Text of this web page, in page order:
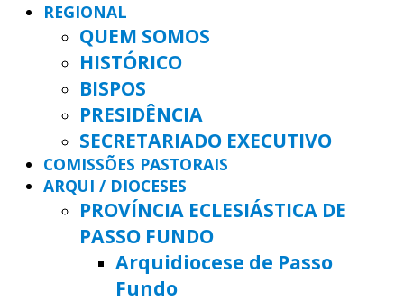
REGIONAL
QUEM SOMOS
HISTÓRICO
BISPOS
PRESIDÊNCIA
SECRETARIADO EXECUTIVO
COMISSÕES PASTORAIS
ARQUI / DIOCESES
PROVÍNCIA ECLESIÁSTICA DE
PASSO FUNDO
Arquidiocese de Passo
Fundo